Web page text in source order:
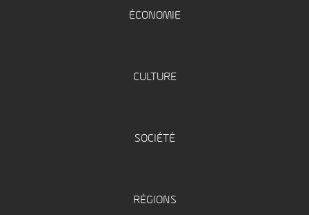
ÉCONOMIE
CULTURE
SOCIÉTÉ
RÉGIONS